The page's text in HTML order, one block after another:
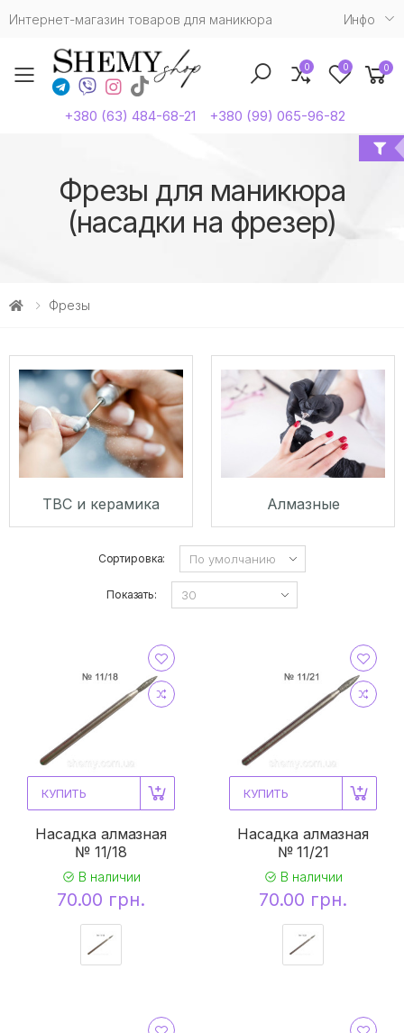
Интернет-магазин товаров для маникюра Инфо
Toggle mobile menu
+380 (63) 484-68-21 +380 (99) 065-96-82
0 0 0
Фрезы для маникюра
(насадки на фрезер)
Фрезы
ТВС и керамика Алмазные
Сортировка:
Показать:
КУПИТЬ
Насадка алмазная
№ 11/18
В наличии
70.00 грн.
КУПИТЬ
Насадка алмазная
№ 11/21
В наличии
70.00 грн.